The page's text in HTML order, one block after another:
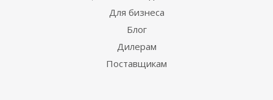
Для бизнеса
Блог
Дилерам
Поставщикам